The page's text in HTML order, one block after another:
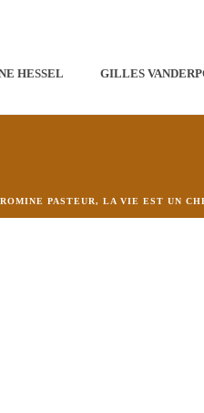
HESSEL GILLES
PASTEUR, LA VIE EST UN